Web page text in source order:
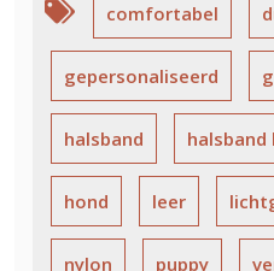
comfortabel
gepersonaliseerd
halsband halsband
hond leer
nylon puppy